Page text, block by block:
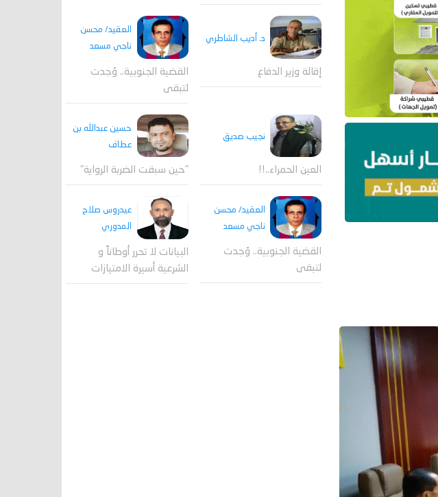
د. أديب الشاطري
إقالة وزير الدفاع
العقيد/ محسن
ناجي مسعد
القضية الجنوبية.. وُجدت
لتبقى
نجيب صديق
العين الحمراء..!!
حسين عبدالله بن
عطاف
"حين سبقت الضربة الرواية"
العقيد/ محسن
ناجي مسعد
القضية الجنوبية.. وُجدت
لتبقى
عيدروس صلاح
المدوري
البيانات لا تحرر أوطاناً و
الشرعية أسيرة الامتيازات